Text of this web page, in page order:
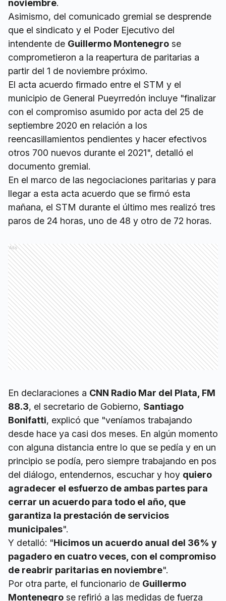
noviembre.
Asimismo, del comunicado gremial se desprende
que el sindicato y el Poder Ejecutivo del
intendente de Guillermo Montenegro se
comprometieron a la reapertura de paritarias a
partir del 1 de noviembre próximo.
El acta acuerdo firmado entre el STM y el
municipio de General Pueyrredón incluye "finalizar
con el compromiso asumido por acta del 25 de
septiembre 2020 en relación a los
reencasillamientos pendientes y hacer efectivos
otros 700 nuevos durante el 2021", detalló el
documento gremial.
En el marco de las negociaciones paritarias y para
llegar a esta acta acuerdo que se firmó esta
mañana, el STM durante el último mes realizó tres
paros de 24 horas, uno de 48 y otro de 72 horas.
Ads
En declaraciones a CNN Radio Mar del Plata, FM
88.3, el secretario de Gobierno, Santiago
Bonifatti, explicó que "veníamos trabajando
desde hace ya casi dos meses. En algún momento
con alguna distancia entre lo que se pedía y en un
principio se podía, pero siempre trabajando en pos
del diálogo, entendernos, escuchar y hoy quiero
agradecer el esfuerzo de ambas partes para
cerrar un acuerdo para todo el año, que
garantiza la prestación de servicios
municipales".
Y detalló: "Hicimos un acuerdo anual del 36% y
pagadero en cuatro veces, con el compromiso
de reabrir paritarias en noviembre".
Por otra parte, el funcionario de Guillermo
Montenegro se refirió a las medidas de fuerza